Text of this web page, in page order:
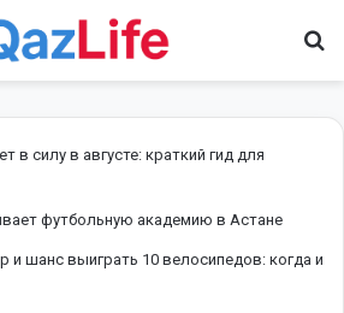
в силу в августе: краткий гид для
футбольную академию в Астане
и шанс выиграть 10 велосипедов: когда и